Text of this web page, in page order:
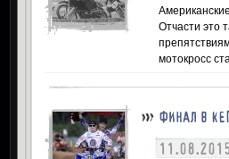
Отчасти это
мотокросс
ФИНАЛ В